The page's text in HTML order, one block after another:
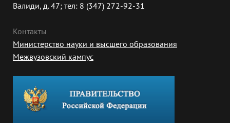
Валиди, д. 47; тел: 8 (347) 272-92-31
Контакты
Министерство науки и высшего образования
Межвузовский кампус